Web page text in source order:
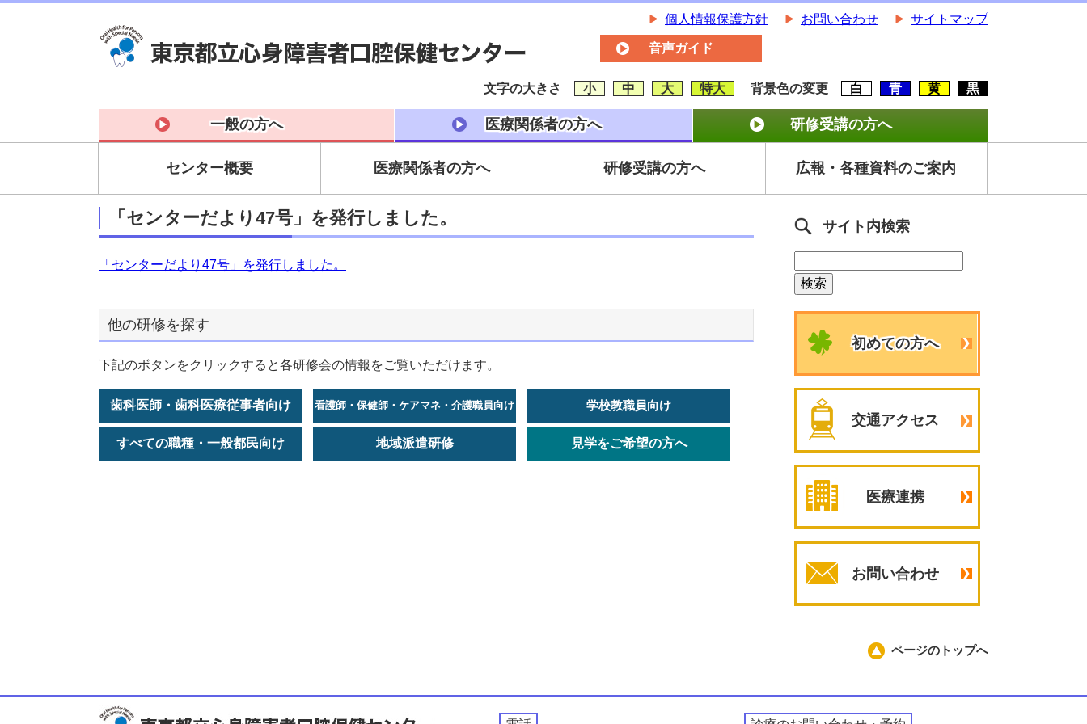
個人情報保護方針 お問い合わせ サイトマップ
音声ガイド
文字の大きさ 小 中 大 特大 背景色の変更 白 青 黄 黒
一般の方へ 医療関係者の方へ 研修受講の方へ
センター概要 医療関係者の方へ 研修受講の方へ 広報・各種資料のご案内
「センターだより47号」を発行しました。
「センターだより47号」を発行しました。
他の研修を探す
下記のボタンをクリックすると各研修会の情報をご覧いただけます。
歯科医師・歯科医療従事者向け 看護師・保健師・ケアマネ・介護職員向け 学校教職員向け
すべての職種・一般都民向け 地域派遣研修 見学をご希望の方へ
サイト内検索
初めての方へ
交通アクセス
医療連携
お問い合わせ
ページのトップへ